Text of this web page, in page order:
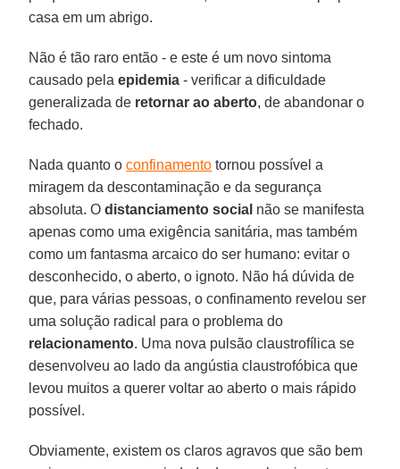
casa em um abrigo.
Não é tão raro então - e este é um novo sintoma
causado pelaepidemia - verificar a dificuldade
generalizada de retornar ao aberto, de abandonar o
fechado.
Nada quanto oconfinamento tornou possível a
miragem da descontaminação e da segurança
absoluta. Odistanciamento social não se manifesta
apenas como uma exigência sanitária, mas também
como um fantasma arcaico do ser humano: evitar o
desconhecido, o aberto, o ignoto. Não há dúvida de
que, para várias pessoas, o confinamento revelou ser
uma solução radical para o problema do
relacionamento. Uma nova pulsão claustrofílica se
desenvolveu ao lado da angústia claustrofóbica que
levou muitos a querer voltar ao aberto o mais rápido
possível.
Obviamente, existem os claros agravos que são bem